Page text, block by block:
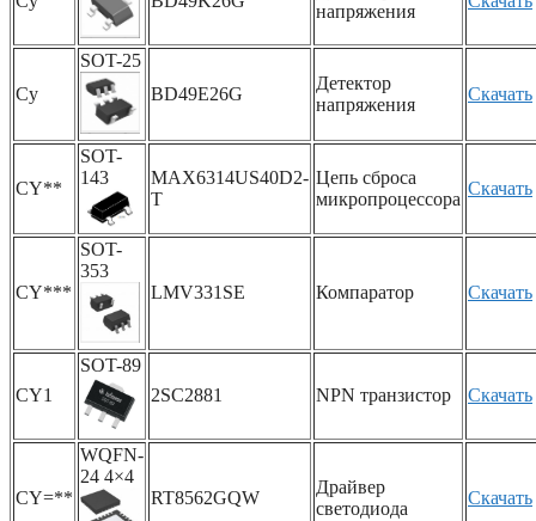
напряжения
Cy
SOT-25
BD49E26G
Детектор
напряжения
Скачать
CY**
SOT-
143
MAX6314US40D2-
T
Цепь сброса
микропроцессора
Скачать
CY***
SOT-
353
LMV331SE
Компаратор Скачать
CY1
SOT-89
2SC2881
NPN транзистор Скачать
CY=**
WQFN-
24 4×4
RT8562GQW
Драйвер
светодиода
Скачать